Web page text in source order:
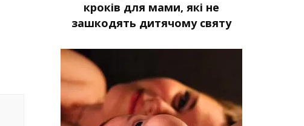
кроків для мами, які не
зашкодять дитячому святу